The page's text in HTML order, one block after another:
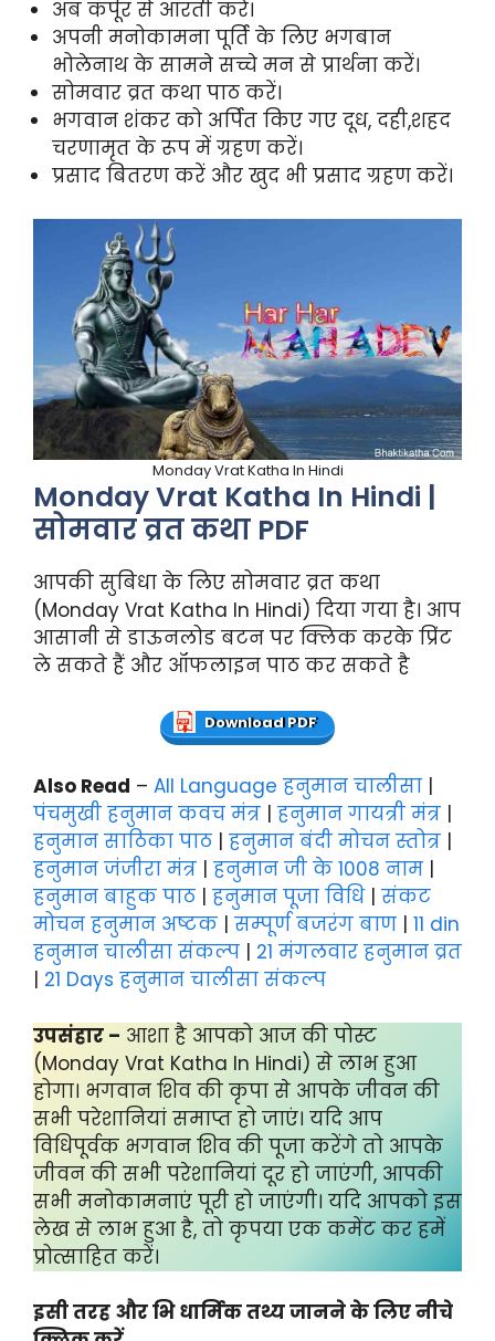
अब कर्पूर से आरती करें।
अपनी मनोकामना पूर्ति के लिए भगबान
भोलेनाथ के सामने सच्चे मन से प्रार्थना करें।
सोमवार व्रत कथा पाठ करें।
भगवान शंकर को अर्पित किए गए दूध, दही,शहद
चरणामृत के रूप में ग्रहण करें।
प्रसाद बितरण करें और खुद भी प्रसाद ग्रहण करें।
Monday Vrat Katha In Hindi
Monday Vrat Katha In Hindi |
सोमवार व्रत कथा PDF
आपकी सुबिधा के लिए सोमवार व्रत कथा
(Monday Vrat Katha In Hindi) दिया गया है। आप
आसानी से डाऊनलोड बटन पर क्लिक करके प्रिंट
ले सकते हैं और ऑफलाइन पाठ कर सकते है
Download PDF
Also Read – All Language हनुमान चालीसा |
पंचमुखी हनुमान कवच मंत्र | हनुमान गायत्री मंत्र |
हनुमान साठिका पाठ | हनुमान बंदी मोचन स्तोत्र |
हनुमान जंजीरा मंत्र | हनुमान जी के 1008 नाम |
हनुमान बाहुक पाठ | हनुमान पूजा विधि| संकट
मोचन हनुमान अष्टक | सम्पूर्ण बजरंग बाण | 11 din
हनुमान चालीसा संकल्प | 21 मंगलवार हनुमान व्रत
| 21 Days हनुमान चालीसा संकल्प
उपसंहार – आशा है आपको आज की पोस्ट
(Monday Vrat Katha In Hindi) से लाभ हुआ
होगा। भगवान शिव की कृपा से आपके जीवन की
सभी परेशानियां समाप्त हो जाएं। यदि आप
विधिपूर्वक भगवान शिव की पूजा करेंगे तो आपके
जीवन की सभी परेशानियां दूर हो जाएंगी, आपकी
सभी मनोकामनाएं पूरी हो जाएंगी। यदि आपको इस
लेख से लाभ हुआ है, तो कृपया एक कमेंट कर हमें
प्रोत्साहित करें।
इसी तरह और भि धार्मिक तथ्य जानने के लिए नीचे